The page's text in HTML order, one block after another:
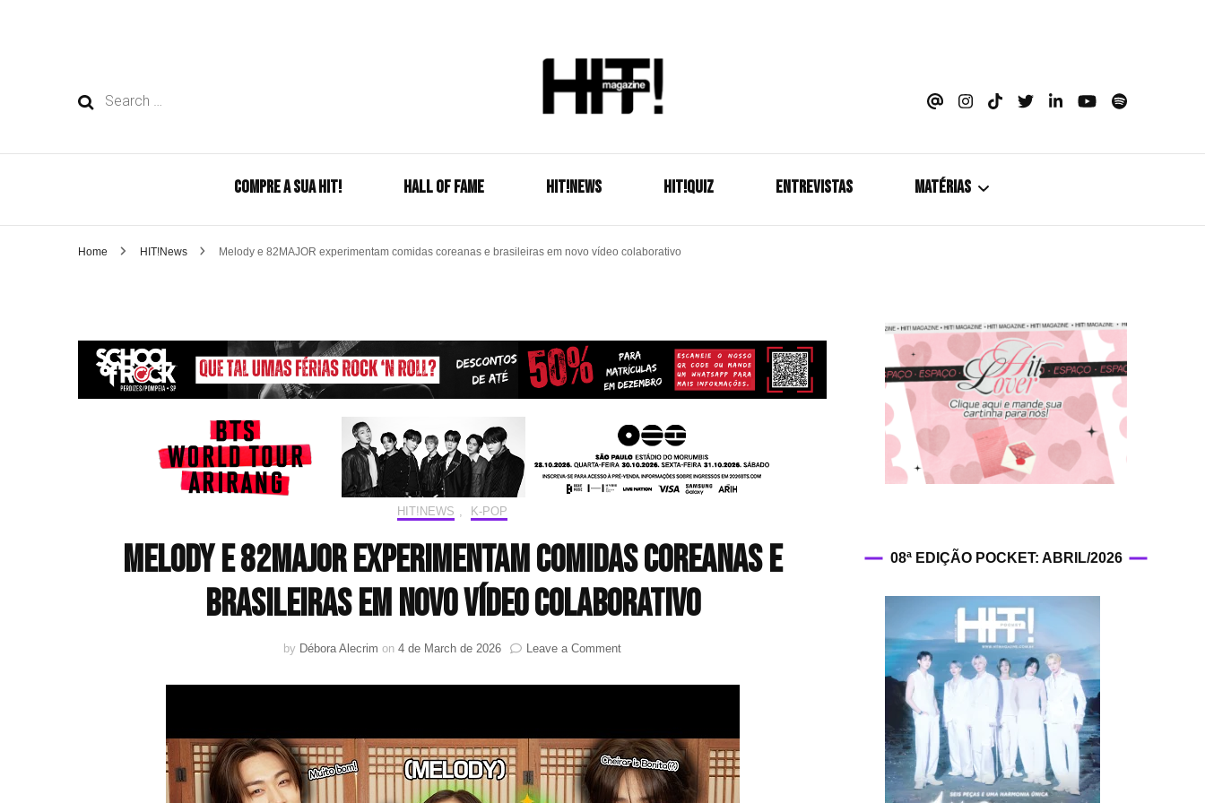
Search
HIT!Magazine
COMPRE A SUA HIT! HALL OF FAME HIT!NEWS HIT!Quiz ENTREVISTAS MATÉRIAS
Coletiva de Imprensa
Drama? HIT!
HIT!Fashion
HIT!Filmes
HIT!Hop
HIT!Leituras
HIT!Diary
HIT!Lyrics
HIT!Politics
Home HIT!News Melody e 82MAJOR experimentam comidas coreanas e brasileiras em novo vídeo colaborativo
HIT!NEWS K-POP
Melody e 82MAJOR experimentam comidas coreanas e
brasileiras em novo vídeo colaborativo
by Débora Alecrim on 4 de March de 2026 Leave a Commenton
e
comidas
coreanas
e
brasileiras
08ª EDIÇÃO POCKET: ABRIL/2026